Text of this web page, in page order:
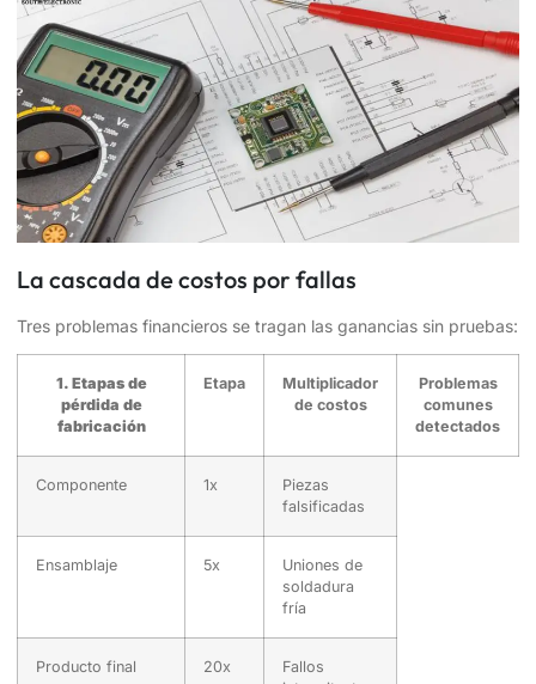
La cascada de costos por fallas
Tres problemas financieros se tragan las ganancias sin pruebas:
1. Etapas de
pérdida de
fabricación
Etapa
Multiplicador
de costos
Problemas
comunes
detectados
Componente 1x
Piezas
falsificadas
Ensamblaje 5x
Uniones de
soldadura
fría
Producto final 20x
Fallos